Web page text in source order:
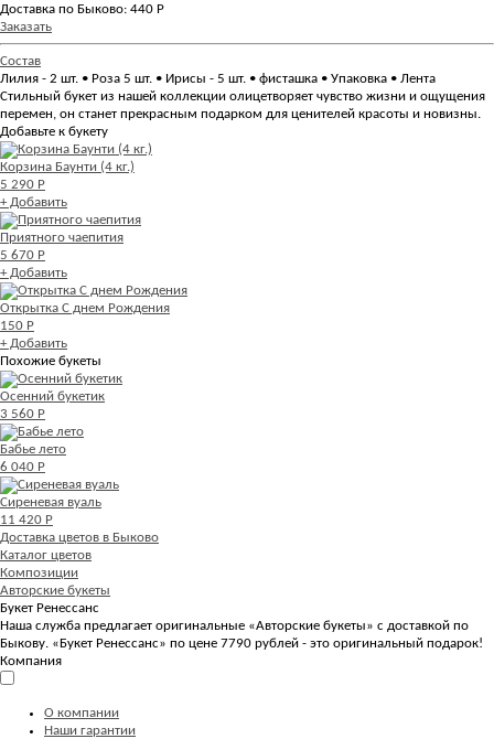
Доставка по Быково: 440 Р
Заказать
Состав
Лилия - 2 шт. • Роза 5 шт. • Ирисы - 5 шт. • фисташка • Упаковка • Лента
Стильный букет из нашей коллекции олицетворяет чувство жизни и ощущения
перемен, он станет прекрасным подарком для ценителей красоты и новизны.
Добавьте к букету
Корзина Баунти (4 кг.)
5 290 Р
+ Добавить
Приятного чаепития
5 670 Р
+ Добавить
Открытка С днем Рождения
150 Р
+ Добавить
Похожие букеты
Осенний букетик
3 560 Р
Бабье лето
6 040 Р
Сиреневая вуаль
11 420 Р
Доставка цветов в Быково
Каталог цветов
Композиции
Авторские букеты
Букет Ренессанс
Наша служба предлагает оригинальные «Авторские букеты» с доставкой по
Быкову. «Букет Ренессанс» по цене 7790 рублей - это оригинальный подарок!
Компания
О компании
Наши гарантии